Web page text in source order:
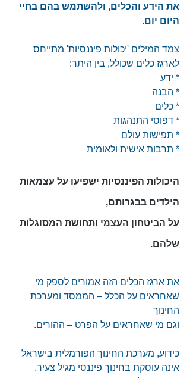
את הידע והכלים, ולהשתמש בהם בחיי
היום יום.
צמד המילים 'יכולות פיננסיות' מתייחס
לארגז כלים שכולל, בין היתר:
* ידע
* הבנה
* כלים
* דפוסי התנהגות
* תפישות עולם
* תרבות אישית ולאומית
היכולות הפיננסיות ישפיעו על עצמאות
הילדים בבגרותם,
על הביטחון העצמי ותחושת המסוגלות
שלהם.
את ארגז הכלים הזה אמורים לספק מי
שאחראים על הכלל – הממסד ומערכת
החינוך
וגם מי שאחראים על הפרט – ההורים.
כידוע, מערכת החינוך הפורמלית בישראל
אינה עוסקת בחינוך פיננסי מגיל צעיר.